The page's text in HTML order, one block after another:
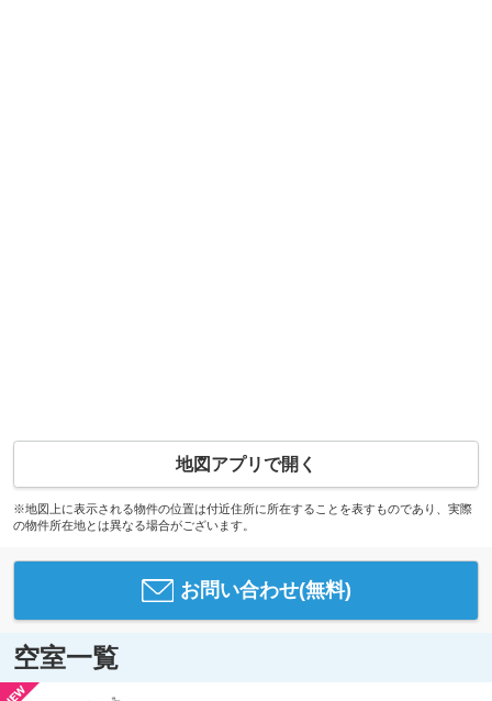
地図アプリで開く
※地図上に表示される物件の位置は付近住所に所在することを表すものであり、実際
の物件所在地とは異なる場合がございます。
お問い合わせ(無料)
空室一覧